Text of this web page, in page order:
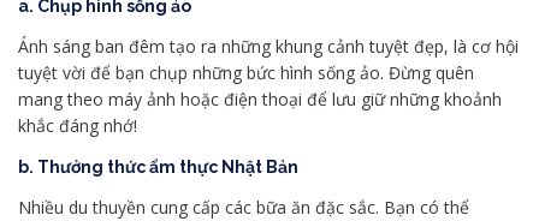
a. Chụp hình sống ảo
Ánh sáng ban đêm tạo ra những khung cảnh tuyệt đẹp, là cơ hội
tuyệt vời để bạn chụp những bức hình sống ảo. Đừng quên
mang theo máy ảnh hoặc điện thoại để lưu giữ những khoảnh
khắc đáng nhớ!
b. Thưởng thức ẩm thực Nhật Bản
Nhiều du thuyền cung cấp các bữa ăn đặc sắc. Bạn có thể